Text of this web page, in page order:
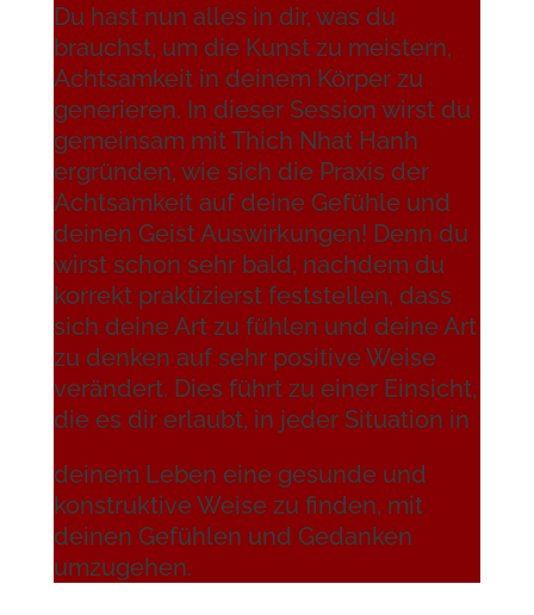
Du hast nun alles in dir, was du
brauchst, um die Kunst zu meistern,
Achtsamkeit in deinem Körper zu
generieren. In dieser Session wirst du
gemeinsam mit Thich Nhat Hanh
ergründen, wie sich die Praxis der
Achtsamkeit auf deine Gefühle und
deinen Geist Auswirkungen! Denn du
wirst schon sehr bald, nachdem du
korrekt praktizierst feststellen, dass
sich deine Art zu fühlen und deine Art
zu denken auf sehr positive Weise
verändert. Dies führt zu einer Einsicht,
die es dir erlaubt, in jeder Situation in
deinem Leben eine gesunde und
konstruktive Weise zu finden, mit
deinen Gefühlen und Gedanken
umzugehen.